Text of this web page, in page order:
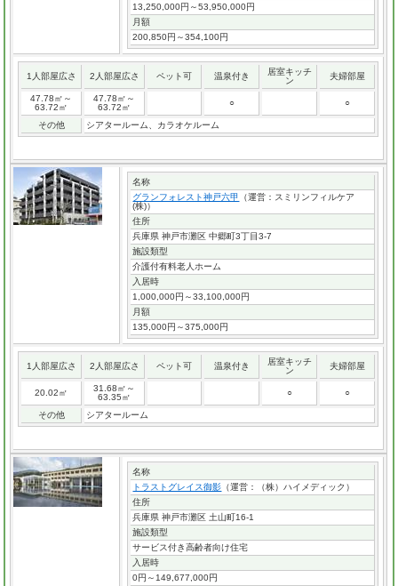
13,250,000円～53,950,000円
月額
200,850円～354,100円
1人部屋広さ 2人部屋広さ ペット可 温泉付き
居室キッチ
ン
夫婦部屋
47.78㎡～
63.72㎡
47.78㎡～
63.72㎡
○ ○
その他 シアタールーム、カラオケルーム
名称
グランフォレスト神戸六甲
（運営：スミリンフィルケア
(株)）
住所
兵庫県 神戸市灘区 中郷町3丁目3-7
施設類型
介護付有料老人ホーム
入居時
1,000,000円～33,100,000円
月額
135,000円～375,000円
1人部屋広さ 2人部屋広さ ペット可 温泉付き
居室キッチ
ン
夫婦部屋
20.02㎡
31.68㎡～
63.35㎡
○ ○
その他 シアタールーム
名称
トラストグレイス御影 （運営：（株）ハイメディック）
住所
兵庫県 神戸市灘区 土山町16-1
施設類型
サービス付き高齢者向け住宅
入居時
0円～149,677,000円